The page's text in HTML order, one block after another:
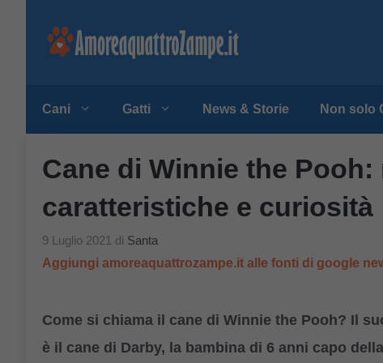
Cani Gatti News & Storie Non solo
Cane di Winnie the Pooh:
caratteristiche e curiosità
9 Luglio 2021 di Santa
Aggiungi amoreaquattrozampe.it alle fonti di google
Come si chiama il cane di Winnie the Pooh? Il
è il cane di Darby, la bambina di 6 anni capo